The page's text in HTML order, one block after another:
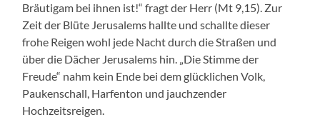
Bräutigam bei ihnen ist!“ fragt der Herr (Mt 9,15). Zur
Zeit der Blüte Jerusalems hallte und schallte dieser
frohe Reigen wohl jede Nacht durch die Straßen und
über die Dächer Jerusalems hin. „Die Stimme der
Freude“ nahm kein Ende bei dem glücklichen Volk,
Paukenschall, Harfenton und jauchzender
Hochzeitsreigen.